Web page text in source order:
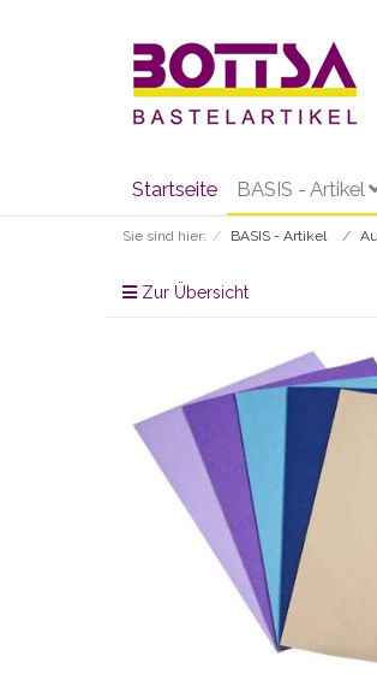
Startseite BASIS - Artikel
Sie sind hier: BASIS - Artikel
Zur Übersicht